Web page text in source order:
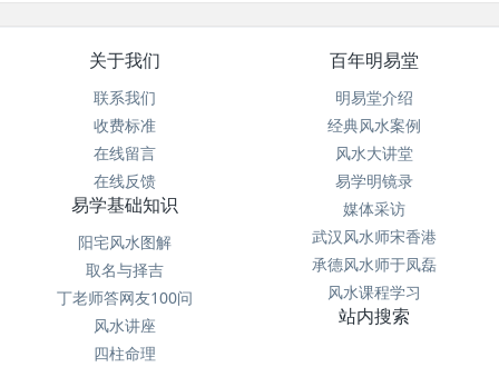
关于我们
联系我们
收费标准
在线留言
在线反馈
百年明易堂
明易堂介绍
经典风水案例
风水大讲堂
易学明镜录
媒体采访
武汉风水师宋香港
承德风水师于凤磊
风水课程学习
易学基础知识
阳宅风水图解
取名与择吉
丁老师答网友100问
风水讲座
四柱命理
站内搜索